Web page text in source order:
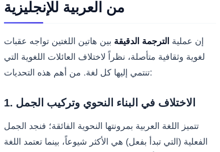
من العربية للإنجليزية
إن عملية الترجمة الدقيقة بين هاتين اللغتين تواجه عقبات
لغوية وثقافية متأصلة، نظراً لاختلاف العائلات اللغوية التي
تنتمي إليها كل لغة. من أهم هذه التحديات:
1. الاختلاف في البناء النحوي وتركيب الجمل
تتميز اللغة العربية بمرونتها النحوية الفائقة؛ فنجد الجمل
الفعلية (التي تبدأ بفعل) هي الأكثر شيوعاً، بينما تعتمد اللغة